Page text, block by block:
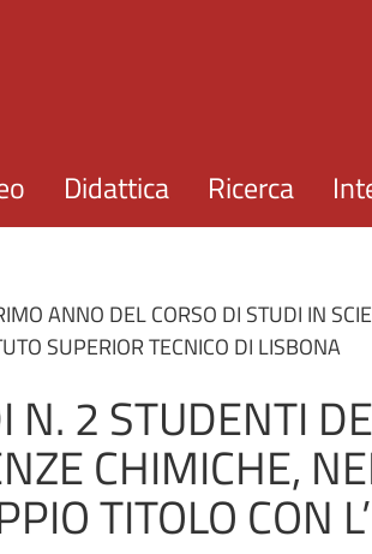
Didattica Ricerca
ANNO DEL CORSO DI STUDI IN
SUPERIOR TECNICO DI LISBONA
N. 2 STUDENTI
CHIMICHE,
TITOLO CON